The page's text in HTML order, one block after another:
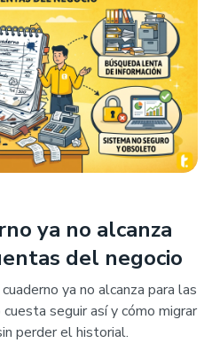
ya no alcanza
del negocio
ya no alcanza para las
seguir así y cómo migrar
perder el historial.